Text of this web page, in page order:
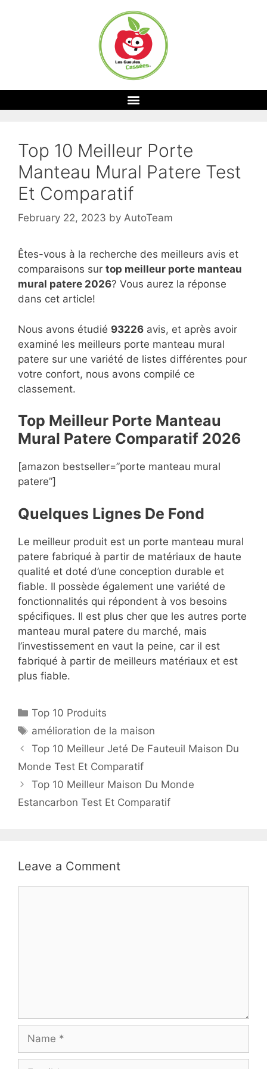
Top 10 Meilleur Porte
Manteau Mural Patere Test
Et Comparatif
February 22, 2023 by AutoTeam
Êtes-vous à la recherche des meilleurs avis et
comparaisons sur top meilleur porte manteau
mural patere 2026? Vous aurez la réponse
dans cet article!
Nous avons étudié 93226 avis, et après avoir
examiné les meilleurs porte manteau mural
patere sur une variété de listes différentes pour
votre confort, nous avons compilé ce
classement.
Top Meilleur Porte Manteau
Mural Patere Comparatif 2026
[amazon bestseller=”porte manteau mural
patere”]
Quelques Lignes De Fond
Le meilleur produit est un porte manteau mural
patere fabriqué à partir de matériaux de haute
qualité et doté d’une conception durable et
fiable. Il possède également une variété de
fonctionnalités qui répondent à vos besoins
spécifiques. Il est plus cher que les autres porte
manteau mural patere du marché, mais
l’investissement en vaut la peine, car il est
fabriqué à partir de meilleurs matériaux et est
plus fiable.
Top 10 Produits
amélioration de la maison
Top 10 Meilleur Jeté De Fauteuil Maison Du
Monde Test Et Comparatif
Top 10 Meilleur Maison Du Monde
Estancarbon Test Et Comparatif
Leave a Comment